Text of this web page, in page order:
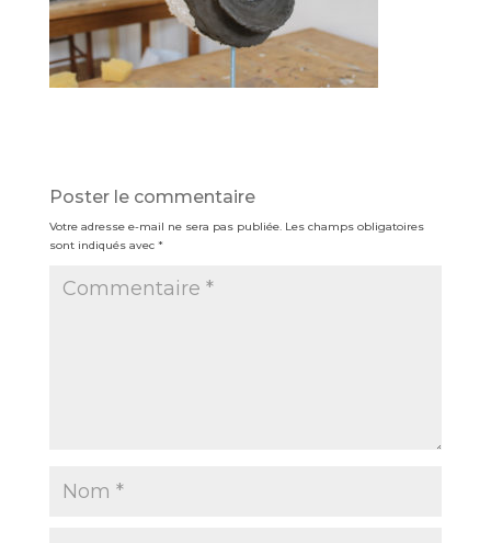
Poster le commentaire
Votre adresse e-mail ne sera pas publiée. Les champs obligatoires
sont indiqués avec *